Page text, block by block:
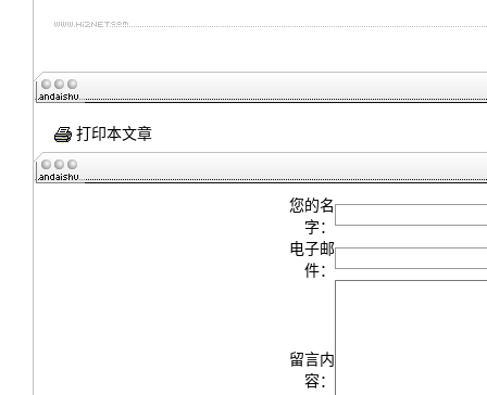
打印本文章
您的名
字：
电子邮
件：
留言内
容：